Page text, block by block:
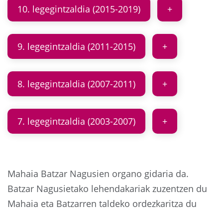
10. legegintzaldia (2015-2019)
9. legegintzaldia (2011-2015)
8. legegintzaldia (2007-2011)
7. legegintzaldia (2003-2007)
Mahaia Batzar Nagusien organo gidaria da.
Batzar Nagusietako lehendakariak zuzentzen du
Mahaia eta Batzarren taldeko ordezkaritza du